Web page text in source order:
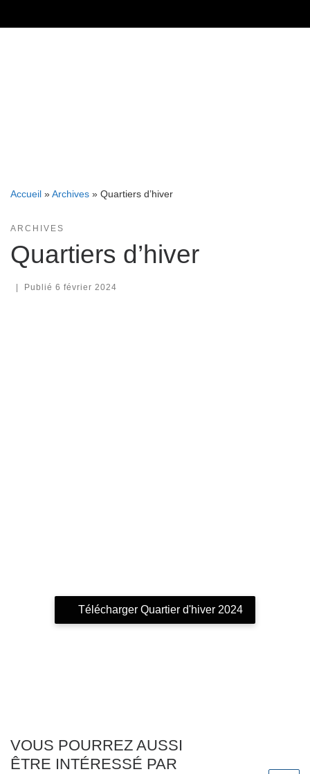
Accueil »Archives » Quartiers d’hiver
ARCHIVES
Quartiers d’hiver
Publié 6 février 2024
Télécharger Quartier d'hiver 2024
VOUS POURREZ AUSSI
ÊTRE INTÉRESSÉ PAR